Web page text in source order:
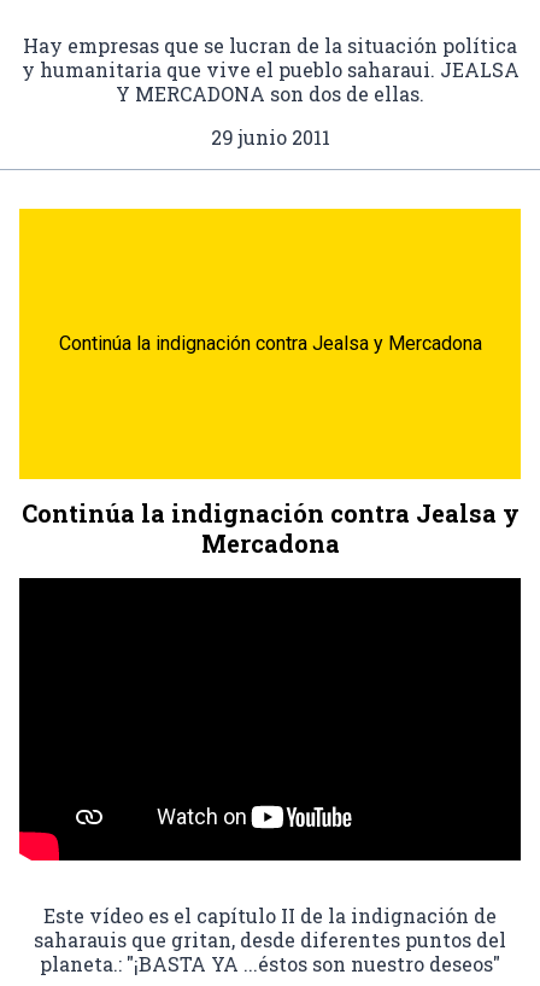
Hay empresas que se lucran de la situación política
y humanitaria que vive el pueblo saharaui. JEALSA
Y MERCADONA son dos de ellas.
29 junio 2011
Continúa la indignación contra Jealsa y Mercadona
Continúa la indignación contra Jealsa y
Mercadona
Este vídeo es el capítulo II de la indignación de
saharauis que gritan, desde diferentes puntos del
planeta.: "¡BASTA YA ...éstos son nuestro deseos"